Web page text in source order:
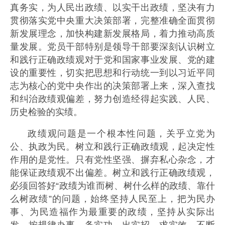
真务实，为人民出政绩、以实干出政绩，坚决有力
贯彻落实党中央重大决策部署，完整准确全面贯彻
新发展理念，加快构建新发展格局，着力推动高质
量发展。党员干部特别是领导干部要深刻认识树立
和践行正确政绩观对于党和国家事业发展、党的建
设的重要性，切实把思想和行动统一到以习近平同
志为核心的党中央作出的决策部署上来，深入查找
和纠治政绩观偏差，努力创造经得起实践、人民、
历史检验的实绩。
政绩观问题是一个根本性问题，关乎立党为
公、执政为民。树立和践行正确政绩观，起决定性
作用的是党性。只有党性坚强、摒弃私心杂念，才
能保证政绩观不出偏差。树立和践行正确政绩观，
必须回答好“政绩为谁而树、树什么样的政绩、靠什
么树政绩”的问题，始终坚持人民至上，把为民办
事、为民造福作为最重要的政绩，坚持从实际出